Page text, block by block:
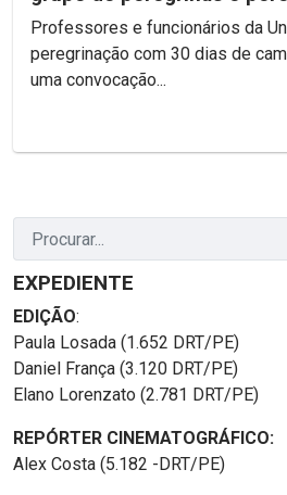
Professores e funcionários da
peregrinação com 30 dias de caminhada
uma convocação...
EXPEDIENTE
EDIÇÃO:
Paula Losada (1.652 DRT/PE)
Daniel França (3.120 DRT/PE)
Elano Lorenzato (2.781 DRT/PE)
REPÓRTER CINEMATOGRÁFICO:
Alex Costa (5.182 -DRT/PE)